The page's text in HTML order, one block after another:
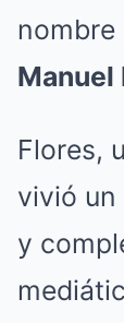
nombre
Manuel
Flores,
vivió
y